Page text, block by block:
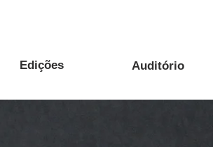
Edições Auditório